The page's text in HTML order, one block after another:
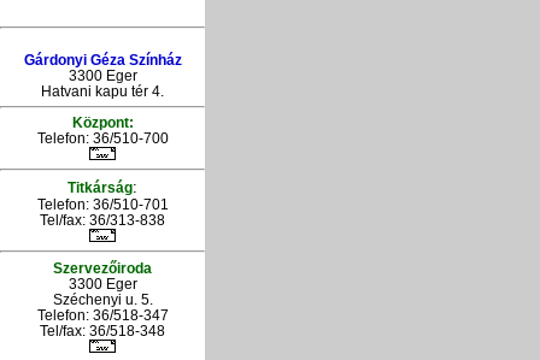
Gárdonyi Géza Színház
3300 Eger
Hatvani kapu tér 4.
Központ:
Telefon: 36/510-700
Titkárság:
Telefon: 36/510-701
Tel/fax: 36/313-838
Szervezőiroda
3300 Eger
Széchenyi u. 5.
Telefon: 36/518-347
Tel/fax: 36/518-348